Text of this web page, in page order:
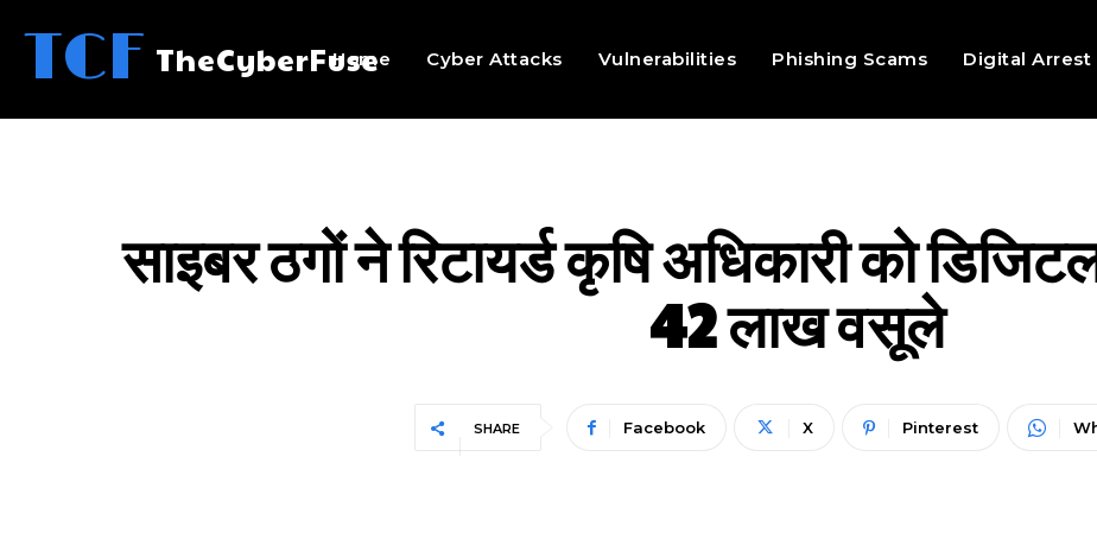
TCF TheCyberFuse
Home Cyber Attacks Vulnerabilities Phishing Scams Digital Arrest
साइबर ठगों ने रिटायर्ड कृषि अधिकारी को
42 लाख वसूले
SHARE Facebook X Pinterest